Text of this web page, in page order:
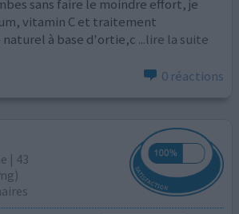
sans faire le moindre effort, je
vitamin C et traitement
à base d'ortie,c ...lire la suite
0 réactions
| 43